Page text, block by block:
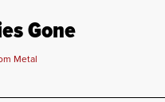
Gone
Metal